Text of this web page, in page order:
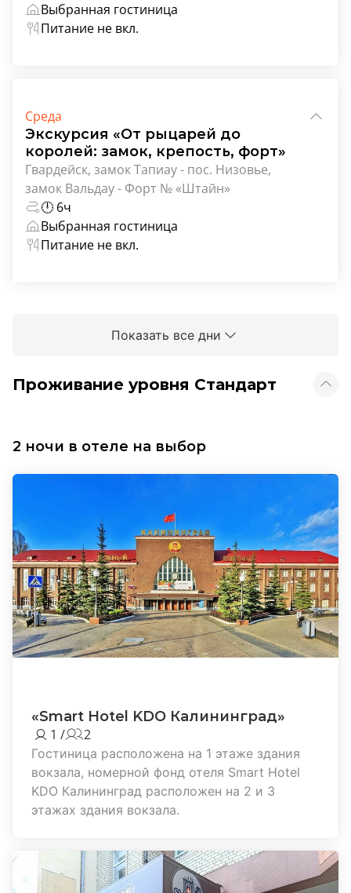
Выбранная гостиница
Питание не вкл.
Среда
Экскурсия «От рыцарей до
королей: замок, крепость, форт»
Гвардейск, замок Тапиау - пос. Низовье,
замок Вальдау - Форт № «Штайн»
🕛 6ч
Выбранная гостиница
Питание не вкл.
Показать все дни
Проживание уровня Стандарт
2 ночи в отеле на выбор
«Smart Hotel KDO Калининград»
1 /
2
Гостиница расположена на 1 этаже здания
вокзала, номерной фонд отеля Smart Hotel
KDO Калининград расположен на 2 и 3
этажах здания вокзала.